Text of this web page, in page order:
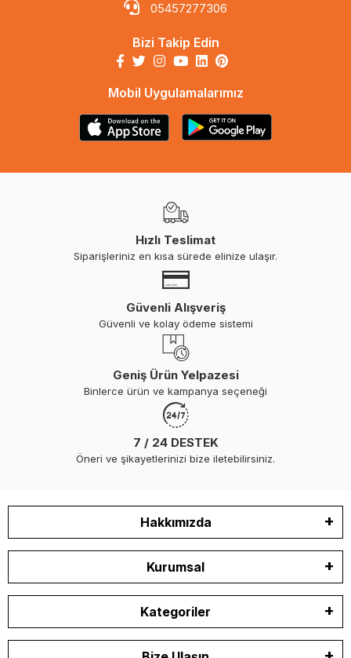
05457277306
Bizi Takip Edin
Mobil Uygulamalarımız
Hızlı Teslimat
Siparişleriniz en kısa sürede elinize ulaşır.
Güvenli Alışveriş
Güvenli ve kolay ödeme sistemi
Geniş Ürün Yelpazesi
Binlerce ürün ve kampanya seçeneği
7 / 24 DESTEK
Öneri ve şikayetlerinizi bize iletebilirsiniz.
Hakkımızda
Kurumsal
Kategoriler